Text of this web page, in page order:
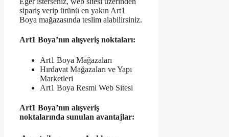
sipariş verip ürünü en yakın Art1
Boya mağazasında teslim alabilirsiniz.
Art1 Boya’nın alışveriş noktaları:
Art1 Boya Mağazaları
Hırdavat Mağazaları ve Yapı
Marketleri
Art1 Boya Resmi Web Sitesi
Art1 Boya’nın alışveriş
noktalarında sunulan avantajlar: